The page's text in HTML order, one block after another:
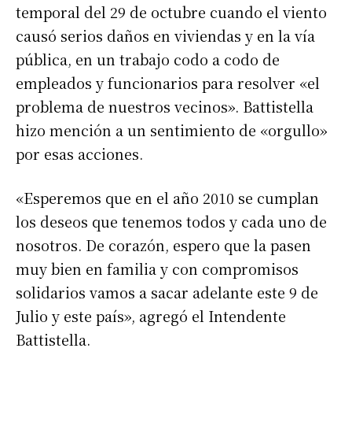
temporal del 29 de octubre cuando el viento
causó serios daños en viviendas y en la vía
pública, en un trabajo codo a codo de
empleados y funcionarios para resolver «el
problema de nuestros vecinos». Battistella
hizo mención a un sentimiento de «orgullo»
por esas acciones.
«Esperemos que en el año 2010 se cumplan
los deseos que tenemos todos y cada uno de
nosotros. De corazón, espero que la pasen
muy bien en familia y con compromisos
solidarios vamos a sacar adelante este 9 de
Julio y este país», agregó el Intendente
Battistella.